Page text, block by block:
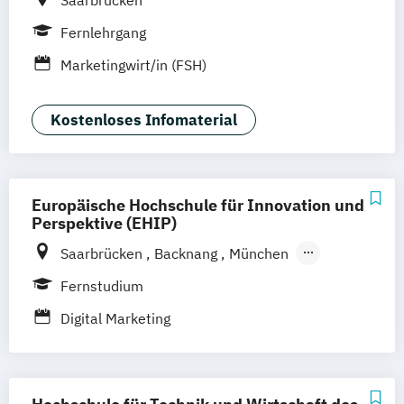
Fernlehrgang
Marketingwirt/in (FSH)
Kostenloses Infomaterial
Europäische Hochschule für Innovation und
Perspektive (EHIP)
Saarbrücken Backnang
München
Hannover
Aachen
Augsburg
Bonn Dortmund Dresden Düsseldorf
Duisburg Essen Frankfurt am Main
Fernstudium
Digital Marketing